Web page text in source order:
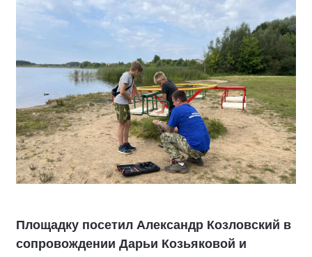
Площадку посетил Александр Козловский в
сопровождении Дарьи Козьяковой и